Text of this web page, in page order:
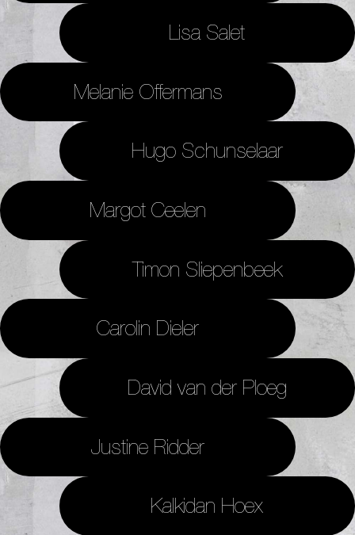
Lisa Salet
Melanie Offermans
Hugo Schunselaar
Margot Ceelen
Timon Sliepenbeek
Carolin Dieler
David van der Ploeg
Justine Ridder
Kalkidan Hoex